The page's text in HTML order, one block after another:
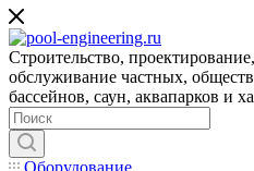
Строительство,
обслуживание частных,
бассейнов, саун, аквапарков и
Оборудование